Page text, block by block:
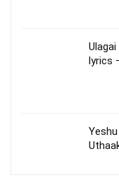
lyrics